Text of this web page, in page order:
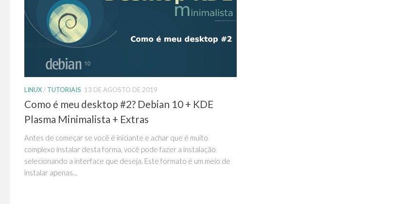
LINUX / TUTORIAIS 13 DE AGOSTO DE 2019
Como é meu desktop #2? Debian 10 + KDE
Plasma Minimalista + Extras
Antes de começar se você é iniciante e achar que é muito
complexo instalar desta forma, você pode fazer a instalação
selecionando a interface que deseja. Este formato é um meio de
instalar apenas...